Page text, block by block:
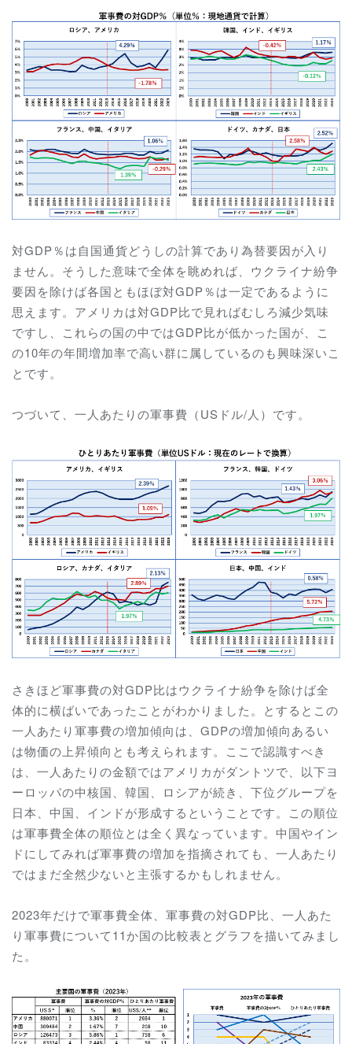
対GDP％は自国通貨どうしの計算であり為替要因が入り
ません。そうした意味で全体を眺めれば、ウクライナ紛争
要因を除けば各国ともほぼ対GDP％は一定であるように
思えます。アメリカは対GDP比で見ればむしろ減少気味
ですし、これらの国の中ではGDP比が低かった国が、こ
の10年の年間増加率で高い群に属しているのも興味深いこ
とです。
つづいて、一人あたりの軍事費（USドル/人）です。
さきほど軍事費の対GDP比はウクライナ紛争を除けば全
体的に横ばいであったことがわかりました。とするとこの
一人あたり軍事費の増加傾向は、GDPの増加傾向あるい
は物価の上昇傾向とも考えられます。ここで認識すべき
は、一人あたりの金額ではアメリカがダントツで、以下ヨ
ーロッパの中核国、韓国、ロシアが続き、下位グループを
日本、中国、インドが形成するということです。この順位
は軍事費全体の順位とは全く異なっています。中国やイン
ドにしてみれば軍事費の増加を指摘されても、一人あたり
ではまだ全然少ないと主張するかもしれません。
2023年だけで軍事費全体、軍事費の対GDP比、一人あた
り軍事費について11か国の比較表とグラフを描いてみまし
た。